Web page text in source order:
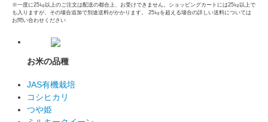
※一度に25㎏以上のご注文は配送の都合上、お受けできません。ショッピングカートには25㎏以上で
も入りますが、その場合追加で別途送料がかかります。 25㎏を超える場合の詳しい送料については
お問い合わせください
お米の品種
JAS有機栽培
コシヒカリ
つや姫